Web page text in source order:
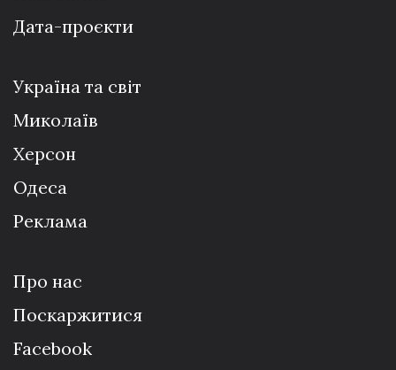
Дата-проєкти
Україна та світ
Миколаїв
Херсон
Одеса
Реклама
Про нас
Поскаржитися
Facebook